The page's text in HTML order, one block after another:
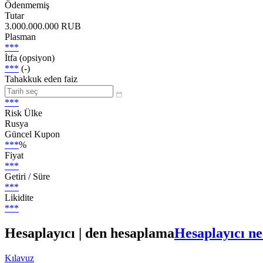
Ödenmemiş
Tutar
3.000.000.000 RUB
Plasman
***
İtfa (opsiyon)
*** (-)
Tahakkuk eden faiz
***
Risk Ülke
Rusya
Güncel Kupon
***%
Fiyat
***
Getiri / Süre
***
Likidite
***
Hesaplayıcı | den hesaplamaHesaplayıcı
Kılavuz